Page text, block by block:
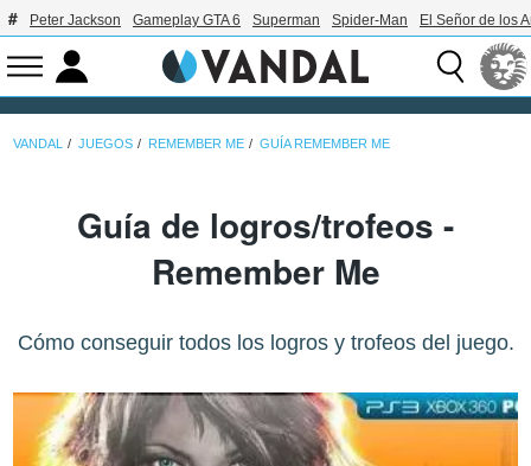
Peter Jackson Gameplay GTA 6 Superman Spider-Man El Señor de los
VANDAL JUEGOS REMEMBER ME GUÍA REMEMBER ME
Guía de logros/trofeos -
Remember Me
Cómo conseguir todos los logros y trofeos del juego.